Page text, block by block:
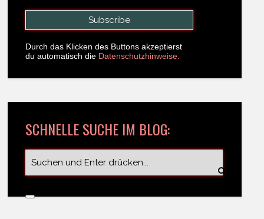
Durch das Klicken des Buttons akzeptierst
du automatisch die Datenschutzhinweise.
SCHNELLE SUCHE IM BLOG: